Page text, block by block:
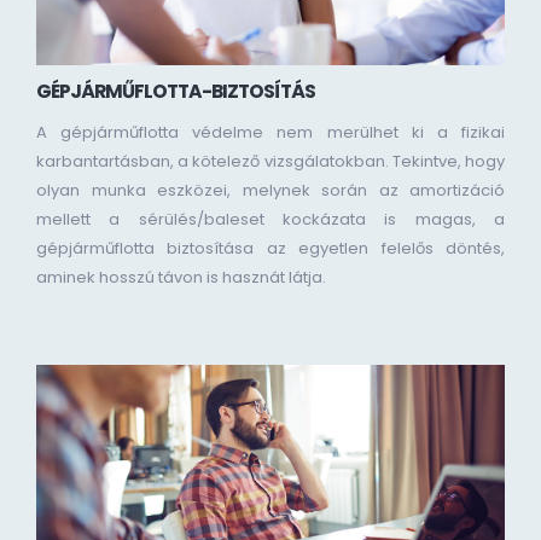
GÉPJÁRMŰFLOTTA-BIZTOSÍTÁS
A gépjárműflotta védelme nem merülhet ki a fizikai
karbantartásban, a kötelező vizsgálatokban. Tekintve, hogy
olyan munka eszközei, melynek során az amortizáció
mellett a sérülés/baleset kockázata is magas, a
gépjárműflotta biztosítása az egyetlen felelős döntés,
aminek hosszú távon is hasznát látja.